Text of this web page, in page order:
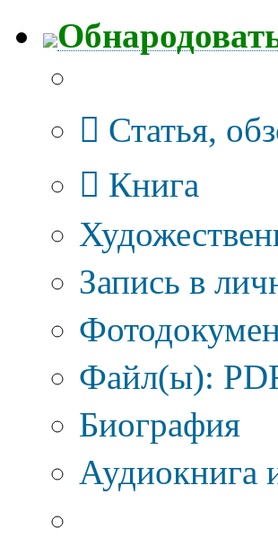
Статья,
Книга
Запись в
Файл(ы):
Биография
Аудиокнига